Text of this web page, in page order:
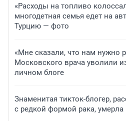
«Расходы на топливо
многодетная семья едет на
Турцию — фото
«Мне сказали, что нам нужно
Московского врача уволили
личном блоге
Знаменитая тикток-блогер,
с редкой формой рака, умерла